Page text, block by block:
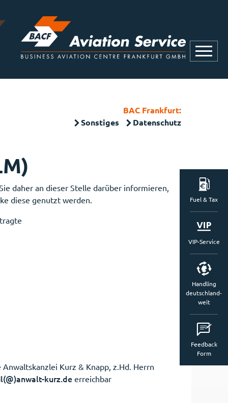
Fuel & Tax
VIP-Service
Handling
deutschland-
weit
Feedback
Form
BAC Frankfurt:
Sonstiges
Datenschutz
daher an dieser Stelle darüber informieren,
diese genutzt werden.
Kurz & Knapp, z.Hd. Herrn
kurz.deerreichbar